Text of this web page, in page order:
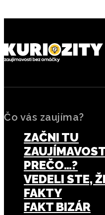
Čo vás zaujíma?
ZAČNI TU
PREČO…?
VEDELI STE,
FAKTY
FAKT BIZÁR